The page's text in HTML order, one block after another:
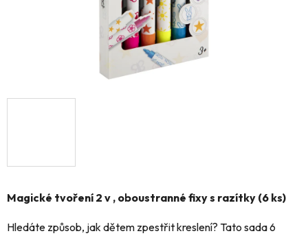
Magické tvoření 2 v , oboustranné fixy s razítky (6 ks)
Hledáte způsob, jak dětem zpestřit kreslení? Tato sada 6